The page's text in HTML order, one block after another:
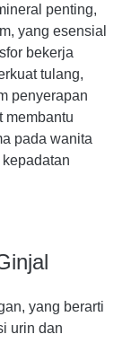
penting,
yang esensial
bekerja
tulang,
penyerapan
membantu
pada wanita
yang berarti
urin dan